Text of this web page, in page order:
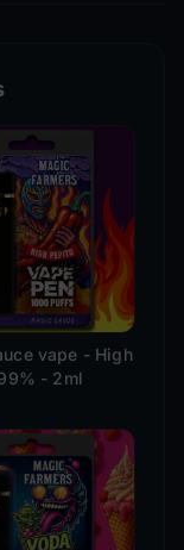
vape - High
- 2ml